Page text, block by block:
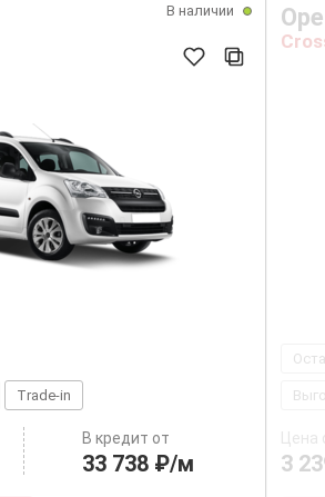
В наличии
Trade-in
В кредит от
33 738 ₽/м
Цена
3